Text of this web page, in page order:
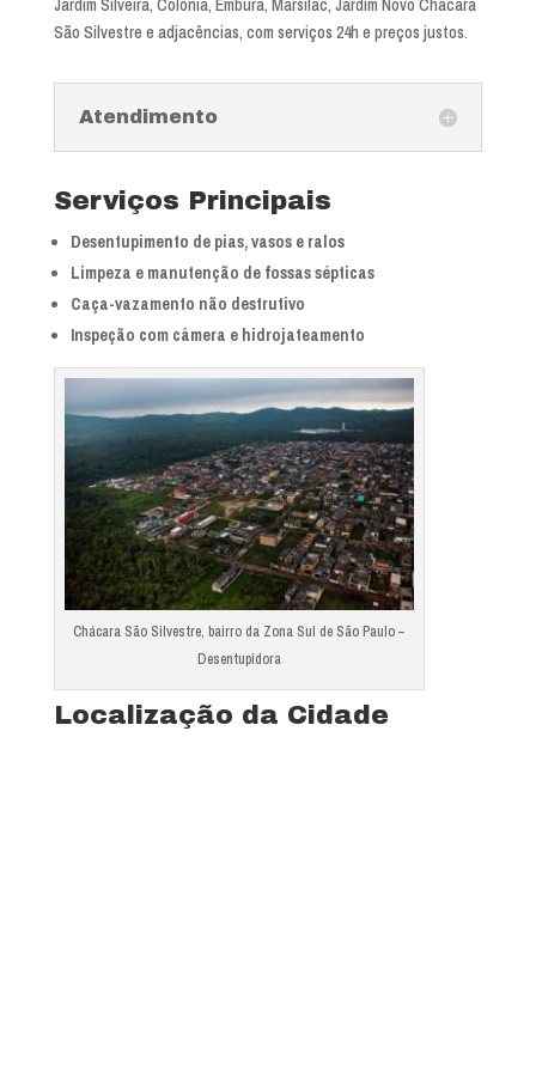
Jardim Silveira, Colônia, Embura, Marsilac, Jardim Novo Chácara
São Silvestre e adjacências, com serviços 24h e preços justos.
Atendimento
Serviços Principais
Desentupimento de pias, vasos e ralos
Limpeza e manutenção de fossas sépticas
Caça-vazamento não destrutivo
Inspeção com câmera e hidrojateamento
Chácara São Silvestre, bairro da Zona Sul de São Paulo –
Desentupidora
Localização da Cidade